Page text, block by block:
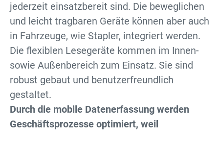
jederzeit einsatzbereit sind. Die beweglichen
und leicht tragbaren Geräte können aber auch
in Fahrzeuge, wie Stapler, integriert werden.
Die flexiblen Lesegeräte kommen im Innen-
sowie Außenbereich zum Einsatz. Sie sind
robust gebaut und benutzerfreundlich
gestaltet.
Durch die mobile Datenerfassung werden
Geschäftsprozesse optimiert, weil